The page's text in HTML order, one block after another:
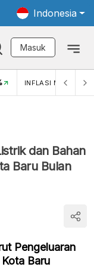
Indonesia
Masuk
INFLASI MOM (MEI)
dan Bahan
Baru Bulan
Pengeluaran
Baru